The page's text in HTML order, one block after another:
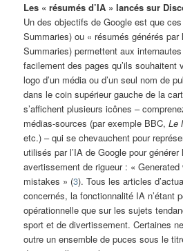
Les « résumés d’IA » lancés sur
Un des objectifs de Google est que
Summaries) ou « résumés générés par
Summaries) permettent aux
facilement des pages qu’ils souhaitent
logo d’un média ou d’un seul nom de
dans le coin supérieur gauche de la
s’affichent plusieurs icônes –
médias-sources (par exemple BBC,Le
etc.) – qui se chevauchent pour
utilisés par l’IA de Google pour
avertissement de rigueur : «
mistakes » (3). Tous les articles
concernés, la fonctionnalité IA n’étant
opérationnelle que sur les sujets
sport et de divertissement. Certaines
outre un ensemble de puces sous le